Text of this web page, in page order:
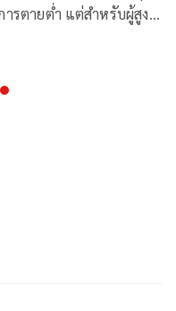
รตายต่ำ แต่สำหรับผู้สูง